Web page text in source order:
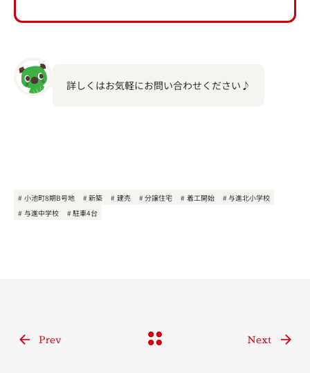
詳しくはお気軽にお問い合わせください♪
小池町8期B号地 新築 建売 分譲住宅 着工開始
与進北小学校
与進中学校
駐車4台
Prev Next